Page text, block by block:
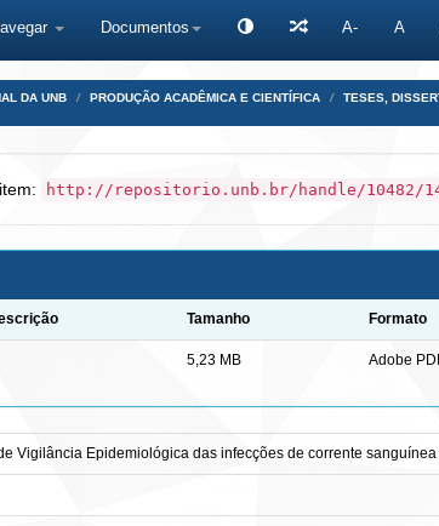
Documentos A- A
DA UNB PRODUÇÃO ACADÊMICA E CIENTÍFICA TESES,
http://repositorio.unb.br/handle/10482/
Tamanho Formato
5,23 MB Adobe
Vigilância Epidemiológica das infecções de corrente